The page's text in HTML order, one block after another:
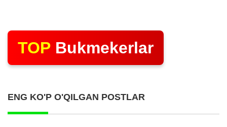
TOP Bukmekerlar
ENG KO'P O'QILGAN POSTLAR